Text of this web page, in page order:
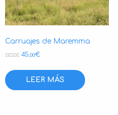
Carruajes de Maremma
DESDE: 45 ,00€
LEER MÁS